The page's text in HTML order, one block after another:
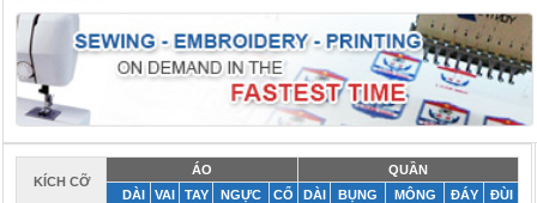
KÍCH CỠ
ÁO
QUẦN
DÀI
VAI TAY NGỰC CỔ DÀI BỤNG MÔNG ĐÁY
ĐÙI